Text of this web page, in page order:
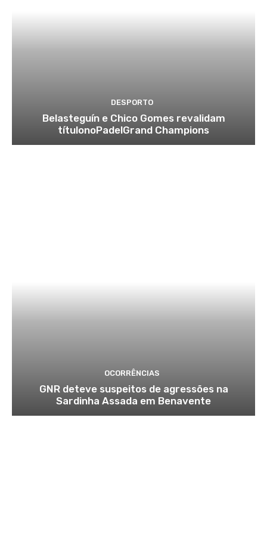
DESPORTO
Belasteguín e Chico Gomes revalidam
títulonoPadelGrand Champions
OCORRÊNCIAS
GNR deteve suspeitos de agressões na
Sardinha Assada em Benavente